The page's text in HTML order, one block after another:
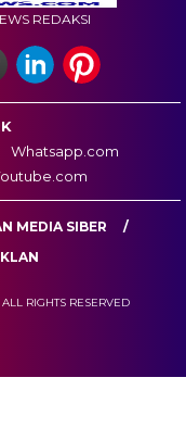
REDAKSI
Whatsapp.com
MEDIA SIBER
RIGHTS RESERVED